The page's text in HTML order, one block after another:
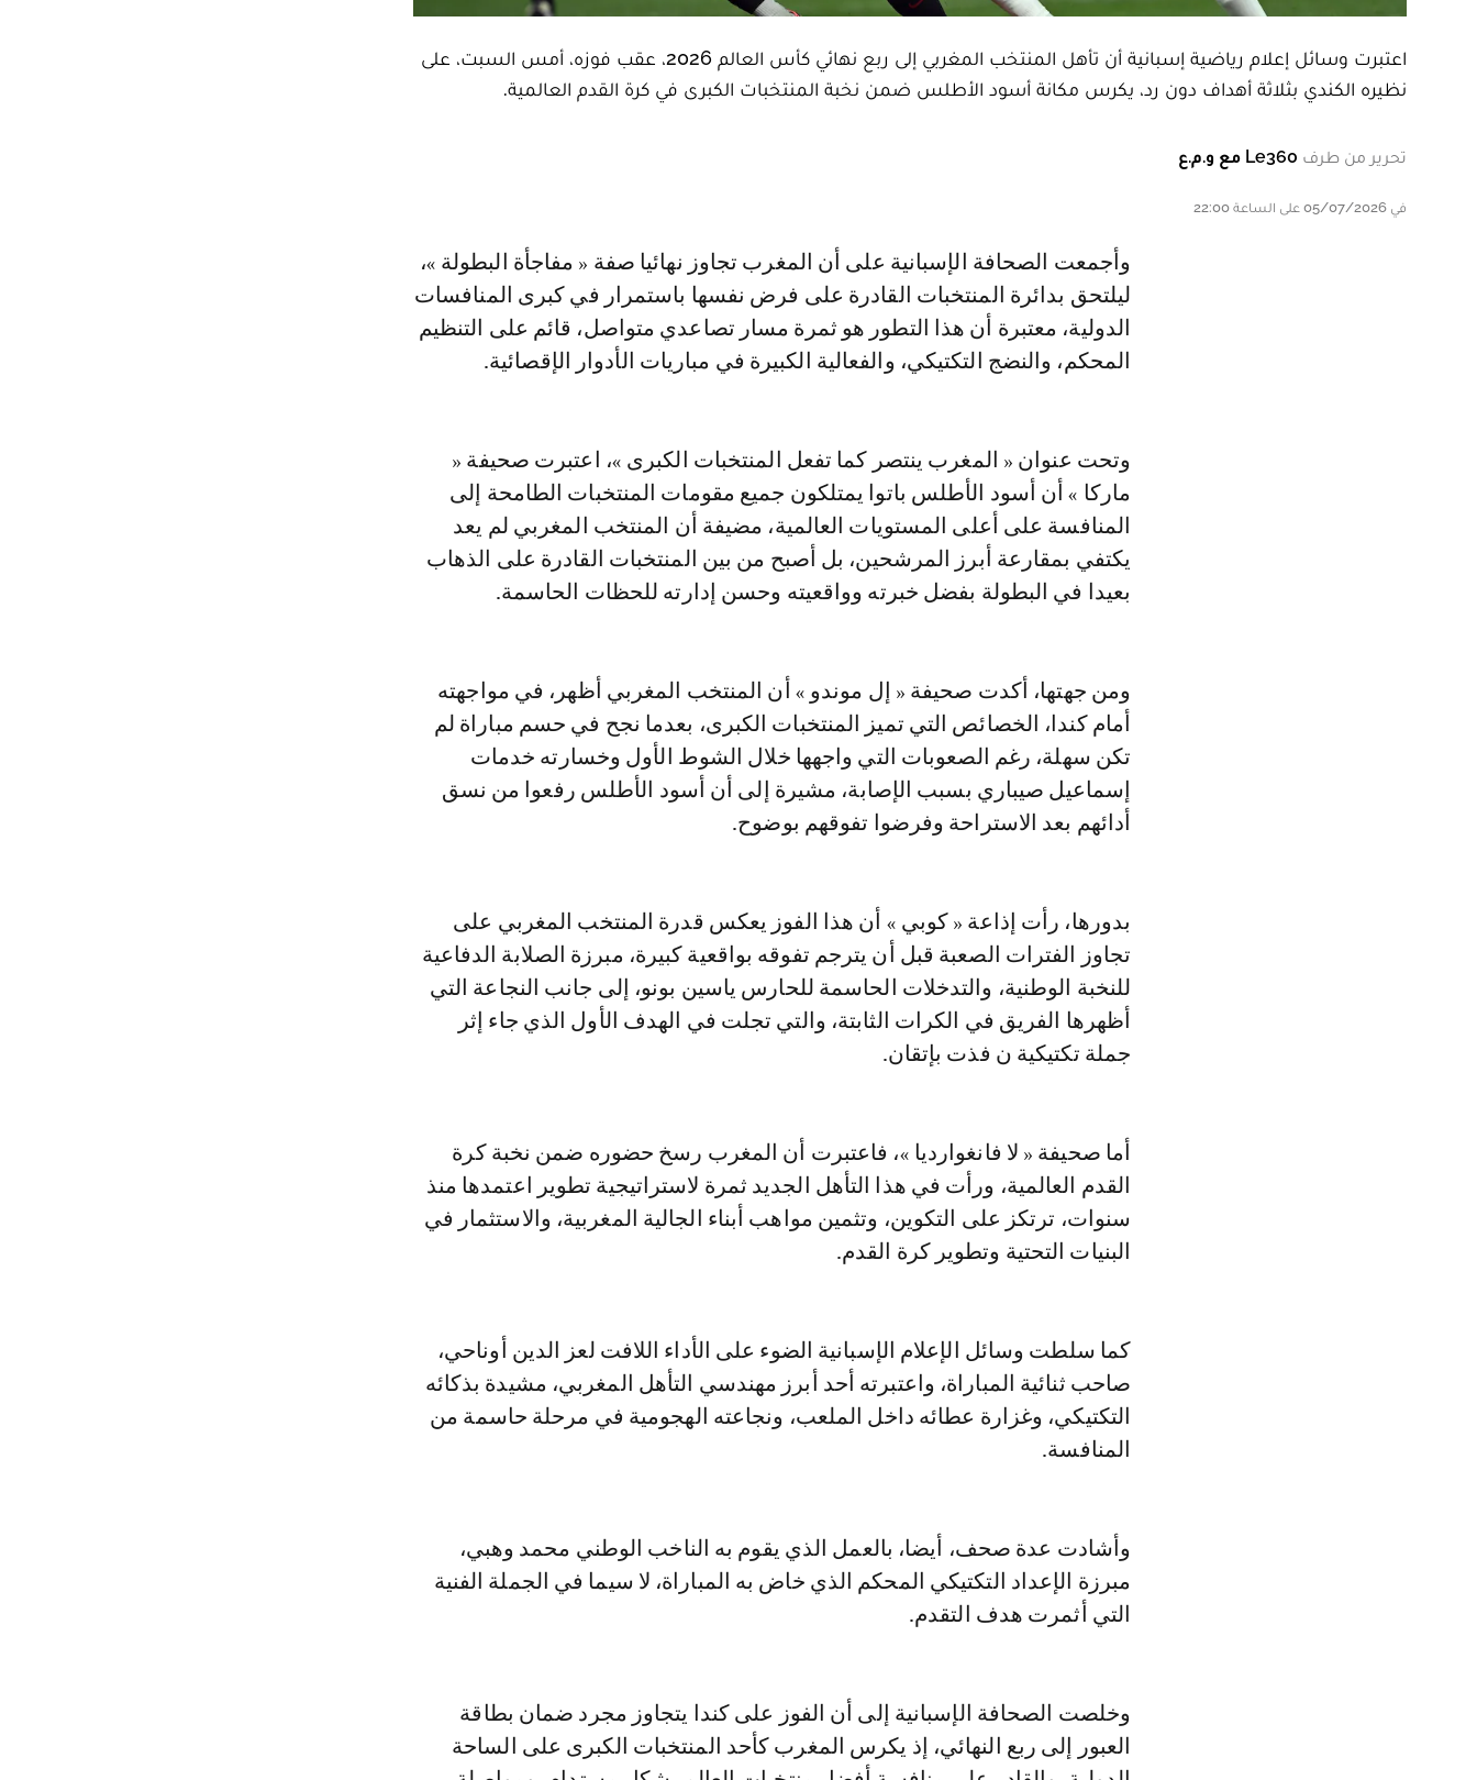
اعتبرت وسائل إعلام رياضية إسبانية أن تأهل المنتخب المغربي إلى ربع نهائي كأس العالم 2026، عقب فوزه، أمس السبت، على
نظيره الكندي بثلاثة أهداف دون رد، يكرس مكانة أسود الأطلس ضمن نخبة المنتخبات الكبرى في كرة القدم العالمية.
تحرير من طرف Le360 مع و.م.ع
في 05/07/2026 على الساعة 22:00
وأجمعت الصحافة الإسبانية على أن المغرب تجاوز نهائيا صفة « مفاجأة البطولة »،
ليلتحق بدائرة المنتخبات القادرة على فرض نفسها باستمرار في كبرى المنافسات
الدولية، معتبرة أن هذا التطور هو ثمرة مسار تصاعدي متواصل، قائم على التنظيم
المحكم، والنضج التكتيكي، والفعالية الكبيرة في مباريات الأدوار الإقصائية.
وتحت عنوان « المغرب ينتصر كما تفعل المنتخبات الكبرى »، اعتبرت صحيفة «
ماركا » أن أسود الأطلس باتوا يمتلكون جميع مقومات المنتخبات الطامحة إلى
المنافسة على أعلى المستويات العالمية، مضيفة أن المنتخب المغربي لم يعد
يكتفي بمقارعة أبرز المرشحين، بل أصبح من بين المنتخبات القادرة على الذهاب
بعيدا في البطولة بفضل خبرته وواقعيته وحسن إدارته للحظات الحاسمة.
ومن جهتها، أكدت صحيفة « إل موندو » أن المنتخب المغربي أظهر، في مواجهته
أمام كندا، الخصائص التي تميز المنتخبات الكبرى، بعدما نجح في حسم مباراة لم
تكن سهلة، رغم الصعوبات التي واجهها خلال الشوط الأول وخسارته خدمات
إسماعيل صيباري بسبب الإصابة، مشيرة إلى أن أسود الأطلس رفعوا من نسق
أدائهم بعد الاستراحة وفرضوا تفوقهم بوضوح.
بدورها، رأت إذاعة « كوبي » أن هذا الفوز يعكس قدرة المنتخب المغربي على
تجاوز الفترات الصعبة قبل أن يترجم تفوقه بواقعية كبيرة، مبرزة الصلابة الدفاعية
للنخبة الوطنية، والتدخلات الحاسمة للحارس ياسين بونو، إلى جانب النجاعة التي
أظهرها الفريق في الكرات الثابتة، والتي تجلت في الهدف الأول الذي جاء إثر
جملة تكتيكية ن فذت بإتقان.
أما صحيفة « لا فانغوارديا »، فاعتبرت أن المغرب رسخ حضوره ضمن نخبة كرة
القدم العالمية، ورأت في هذا التأهل الجديد ثمرة لاستراتيجية تطوير اعتمدها منذ
سنوات، ترتكز على التكوين، وتثمين مواهب أبناء الجالية المغربية، والاستثمار في
البنيات التحتية وتطوير كرة القدم.
كما سلطت وسائل الإعلام الإسبانية الضوء على الأداء اللافت لعز الدين أوناحي،
صاحب ثنائية المباراة، واعتبرته أحد أبرز مهندسي التأهل المغربي، مشيدة بذكائه
التكتيكي، وغزارة عطائه داخل الملعب، ونجاعته الهجومية في مرحلة حاسمة من
المنافسة.
وأشادت عدة صحف، أيضا، بالعمل الذي يقوم به الناخب الوطني محمد وهبي،
مبرزة الإعداد التكتيكي المحكم الذي خاض به المباراة، لا سيما في الجملة الفنية
التي أثمرت هدف التقدم.
وخلصت الصحافة الإسبانية إلى أن الفوز على كندا يتجاوز مجرد ضمان بطاقة
العبور إلى ربع النهائي، إذ يكرس المغرب كأحد المنتخبات الكبرى على الساحة